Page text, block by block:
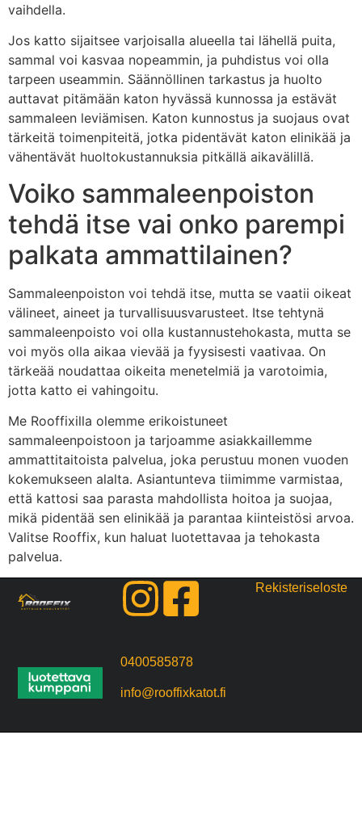
vaihdella.
Jos katto sijaitsee varjoisalla alueella tai lähellä puita,
sammal voi kasvaa nopeammin, ja puhdistus voi olla
tarpeen useammin. Säännöllinen tarkastus ja huolto
auttavat pitämään katon hyvässä kunnossa ja estävät
sammaleen leviämisen. Katon kunnostus ja suojaus ovat
tärkeitä toimenpiteitä, jotka pidentävät katon elinikää ja
vähentävät huoltokustannuksia pitkällä aikavälillä.
Voiko sammaleenpoiston
tehdä itse vai onko parempi
palkata ammattilainen?
Sammaleenpoiston voi tehdä itse, mutta se vaatii oikeat
välineet, aineet ja turvallisuusvarusteet. Itse tehtynä
sammaleenpoisto voi olla kustannustehokasta, mutta se
voi myös olla aikaa vievää ja fyysisesti vaativaa. On
tärkeää noudattaa oikeita menetelmiä ja varotoimia,
jotta katto ei vahingoitu.
Me Rooffixilla olemme erikoistuneet
sammaleenpoistoon ja tarjoamme asiakkaillemme
ammattitaitoista palvelua, joka perustuu monen vuoden
kokemukseen alalta. Asiantunteva tiimimme varmistaa,
että kattosi saa parasta mahdollista hoitoa ja suojaa,
mikä pidentää sen elinikää ja parantaa kiinteistösi arvoa.
Valitse Rooffix, kun haluat luotettavaa ja tehokasta
palvelua.
0400585878
info@rooffixkatot.fi
Rekisteriseloste